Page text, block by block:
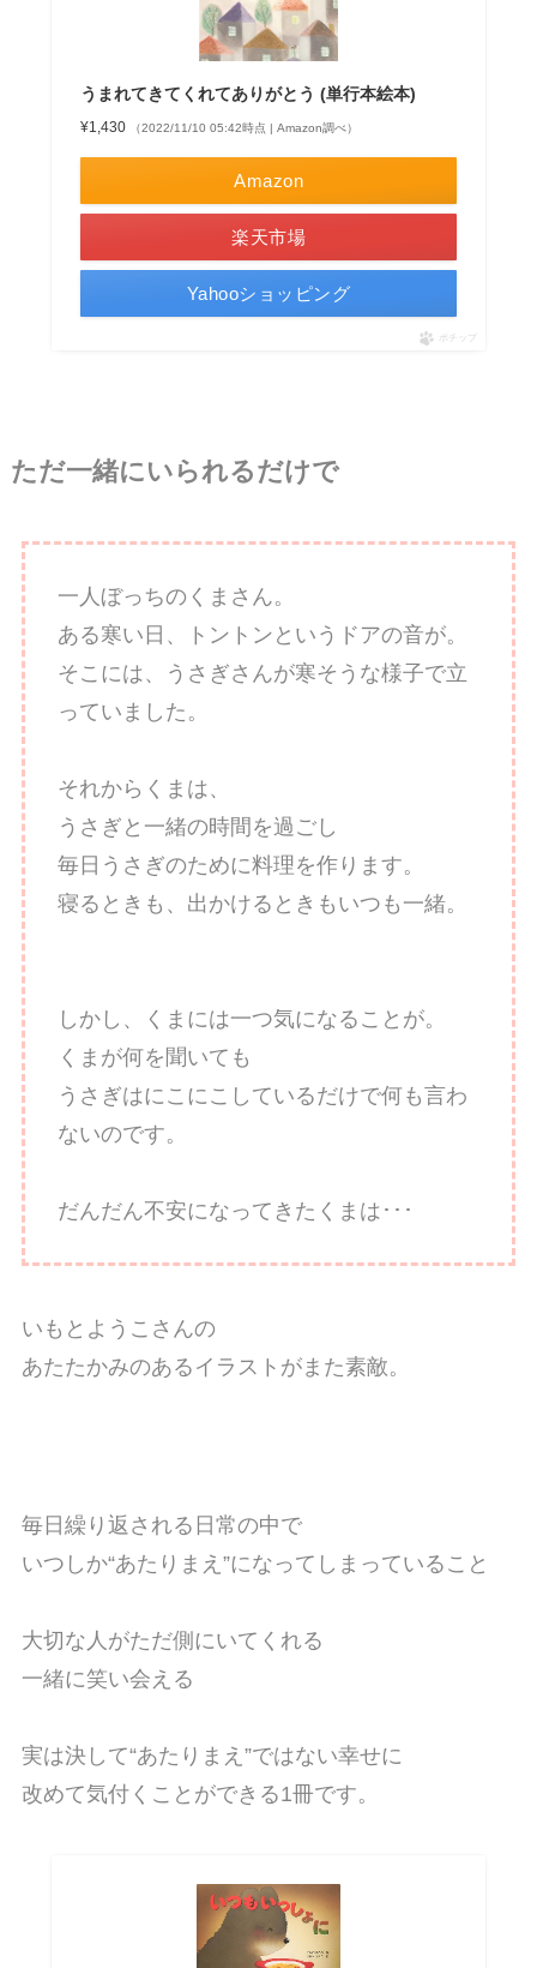
うまれてきてくれてありがとう (単行本絵本)
¥1,430 （2022/11/10 05:42時点 | Amazon調べ）
Amazon
楽天市場
Yahooショッピング
ポチップ
ただ一緒にいられるだけで
一人ぼっちのくまさん。
ある寒い日、トントンというドアの音が。
そこには、うさぎさんが寒そうな様子で立
っていました。
それからくまは、
うさぎと一緒の時間を過ごし
毎日うさぎのために料理を作ります。
寝るときも、出かけるときもいつも一緒。
しかし、くまには一つ気になることが。
くまが何を聞いても
うさぎはにこにこしているだけで何も言わ
ないのです。
だんだん不安になってきたくまは･･･
いもとようこさんの
あたたかみのあるイラストがまた素敵。
毎日繰り返される日常の中で
いつしか“あたりまえ”になってしまっていること
大切な人がただ側にいてくれる
一緒に笑い会える
実は決して“あたりまえ”ではない幸せに
改めて気付くことができる1冊です。